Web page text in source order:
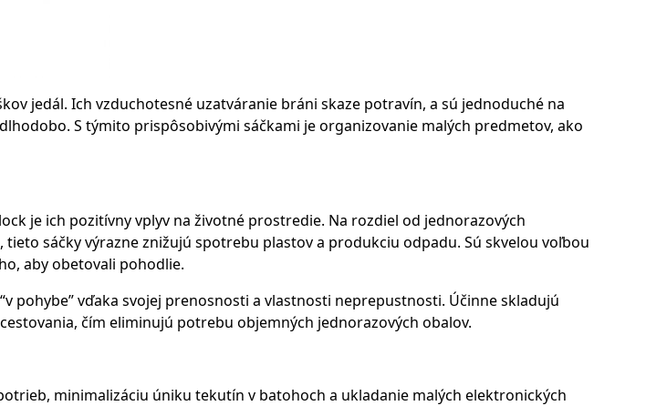
jedál. Ich vzduchotesné uzatváranie bráni skaze potravín, a sú jednoduché na
S týmito prispôsobivými sáčkami je organizovanie malých predmetov, ako
je ich pozitívny vplyv na životné prostredie. Na rozdiel od jednorazových
sáčky výrazne znižujú spotrebu plastov a produkciu odpadu. Sú skvelou voľbou
aby obetovali pohodlie.
pohybe” vďaka svojej prenosnosti a vlastnosti neprepustnosti. Účinne skladujú
čím eliminujú potrebu objemných jednorazových obalov.
minimalizáciu úniku tekutín v batohoch a ukladanie malých elektronických